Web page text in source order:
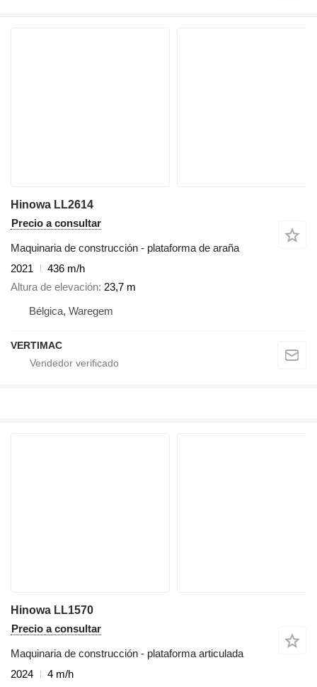
Hinowa LL2614
Precio a consultar
Maquinaria de construcción - plataforma de araña
2021
436 m/h
Altura de elevación 23,7 m
Bélgica, Waregem
VERTIMAC
Hinowa LL1570
Precio a consultar
Maquinaria de construcción - plataforma articulada
2024
4 m/h